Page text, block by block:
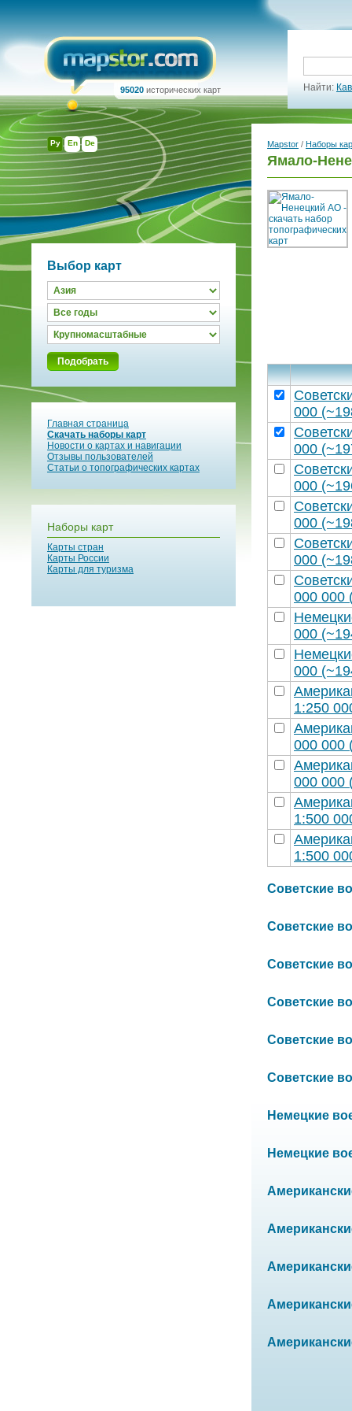
Ру En De
95020 исторических карт Найти:
Выбор карт
Подобрать
Главная страница
Скачать наборы карт
Новости о картах и навигации
Отзывы пользователей
Статьи о топографических картах
Наборы карт
Карты стран
Карты России
Карты для туризма
Mapstor / Наборы
Ямало-
000
000
000
000
000
000 000
000
000
1:250
000 000
000 000
1:500
1:500
Советские
Советские
Советские
Советские
Советские
Советские
Немецкие
Немецкие